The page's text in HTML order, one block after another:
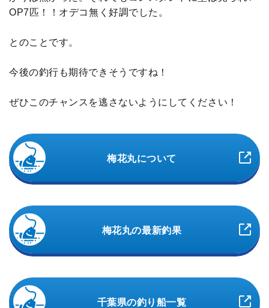
OP7匹！！オデコ無く好調でした。
とのことです。
今後の釣行も期待できそうですね！
ぜひこのチャンスを逃さないようにしてください！
梅花丸について
梅花丸の最新釣果
千葉県の釣り船一覧